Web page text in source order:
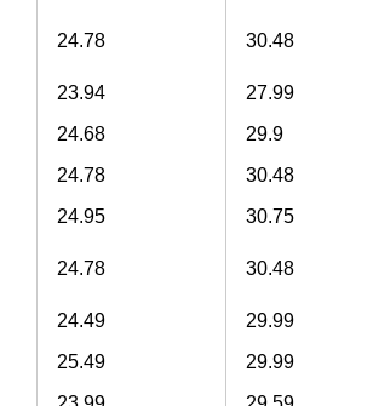
24.78 30.48
23.94 27.99
24.68
29.9
24.78 30.48
24.95 30.75
24.78 30.48
24.49 29.99
25.49 29.99